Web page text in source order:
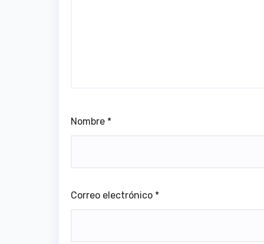
Nombre *
Correo electrónico *